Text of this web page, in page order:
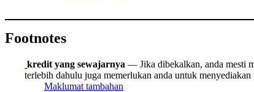
Footnotes
kredit yang sewajarnya — Jika dibekalkan, anda mesti
terlebih dahulu juga memerlukan anda untuk
Maklumat tambahan